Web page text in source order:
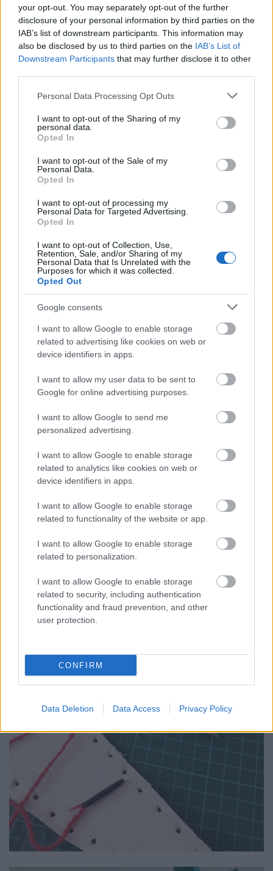
your opt-out. You may separately opt-out of the further
disclosure of your personal information by third parties on the
IAB’s list of downstream participants. This information may
also be disclosed by us to third parties on the IAB’s List of
Downstream Participants that may further disclose it to other
Please note that this website/app uses one or more Google
not limited to your visit or usage behaviour. You may click to
grant or deny consent to Google and its third-party tags to
use your data for below specified purposes in below Google
consent section.
Personal Data Processing Opt Outs
I want to opt-out of the Sharing of my
personal data.
Opted In
I want to opt-out of the Sale of my
Personal Data.
Opted In
I want to opt-out of processing my
Personal Data for Targeted Advertising.
Opted In
I want to opt-out of Collection, Use,
Retention, Sale, and/or Sharing of my
Personal Data that Is Unrelated with the
Purposes for which it was collected.
Opted Out
Google consents
I want to allow Google to enable storage
related to advertising like cookies on web or
device identifiers in apps.
I want to allow my user data to be sent to
Google for online advertising purposes.
I want to allow Google to send me
personalized advertising.
I want to allow Google to enable storage
related to analytics like cookies on web or
device identifiers in apps.
I want to allow Google to enable storage
related to functionality of the website or app.
I want to allow Google to enable storage
related to personalization.
I want to allow Google to enable storage
related to security, including authentication
functionality and fraud prevention, and other
user protection.
CONFIRM
Data Deletion Data Access Privacy Policy
Fűzőcskés répa a gyerekeknek
Ha már doboz és répa, a gyerekeknek is jusson
feladat!A fűzős játékok nemcsak a finommotorikát
és a koordinációt fejlesztik, hanem a kreativitást is,
hiszen a gyermekre van bízva a minta létrehozása.
Ha nálatok éppen ez a sláger, ezt a répát örömmel
elkészítik kis segédeitek akár egyedül is. Mi fonal
helyett a farsangi krepp maradékát használtuk fel a
zöldjéhez, ebben az esetben az átbújtatáskor jól
jöhet egy kis segítség, mert a papír könnyen
elszakad. "Tűt" akár úgyis készíthettek, hogy a
fonalvéget egy pici ragasztószalaggal
körbetekeritek.